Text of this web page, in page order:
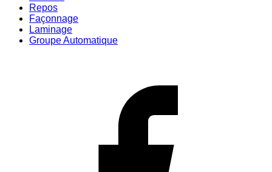
Repos
Façonnage
Laminage
Groupe Automatique